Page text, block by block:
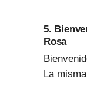
5.
Rosa
La